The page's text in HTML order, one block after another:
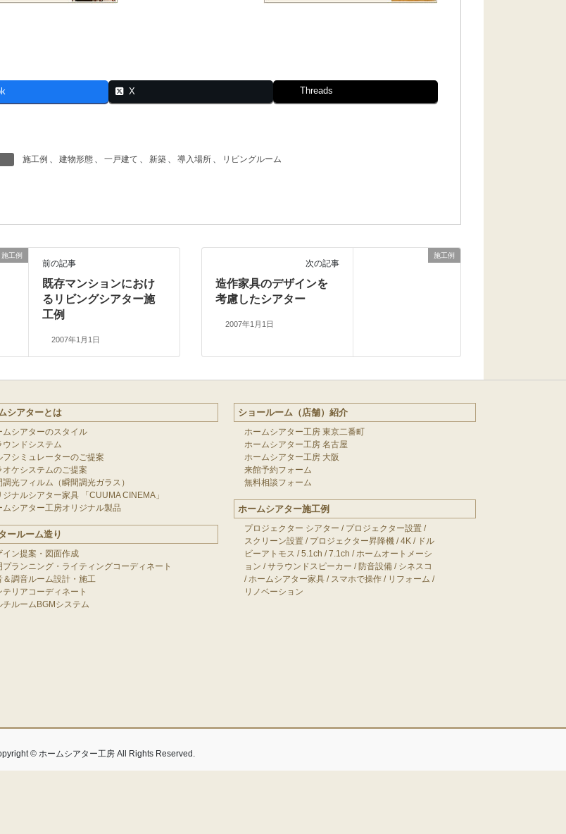
X Threads
施工例 、 建物形態 、 一戸建て 、 新築 、 導入場所 、 リビングルーム
施工例
前の記事
既存マンションにおけ
るリビングシアター施
工例
2007年1月1日
施工例
次の記事
造作家具のデザインを
考慮したシアター
2007年1月1日
シアターとは
ムシアターのスタイル
ウンドシステム
フシミュレーターのご提案
オケシステムのご提案
調光フィルム（瞬間調光ガラス）
ジナルシアター家具 「CUUMA CINEMA」
ムシアター工房オリジナル製品
ールーム造り
イン提案・図面作成
プランニング・ライティングコーディネート
＆調音ルーム設計・施工
テリアコーディネート
チルームBGMシステム
ショールーム（店舗）紹介
ホームシアター工房 東京二番町
ホームシアター工房 名古屋
ホームシアター工房 大阪
来館予約フォーム
無料相談フォーム
ホームシアター施工例
プロジェクター シアター / プロジェクター設置/
スクリーン設置/ プロジェクター昇降機/4K/ ドル
ビーアトモス /5.1ch /7.1ch /ホームオートメーシ
ョン /サラウンドスピーカー / 防音設備/ シネスコ
/ホームシアター家具/ スマホで操作/ リフォーム /
リノベーション
© ホームシアター工房 All Rights Reserved.